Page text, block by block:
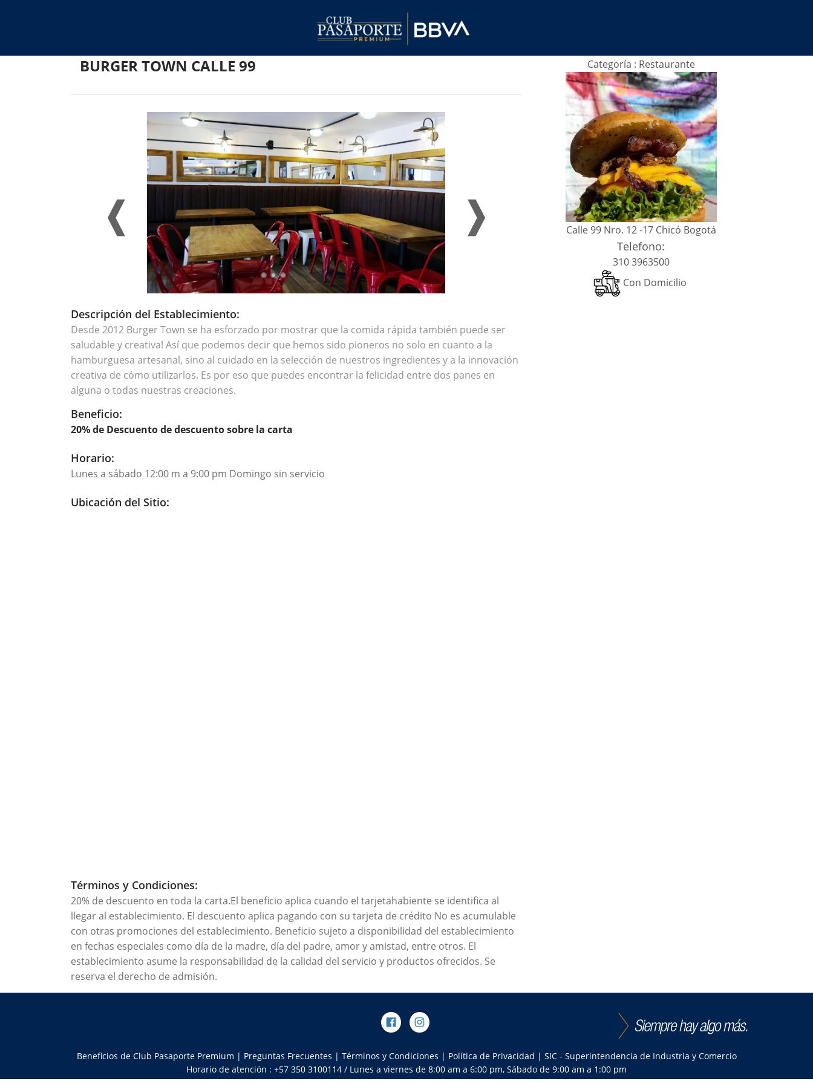
BURGER TOWN CALLE 99
Descripción del Establecimiento:
Desde 2012 Burger Town se ha esforzado por mostrar que la comida rápida también puede ser
saludable y creativa! Así que podemos decir que hemos sido pioneros no solo en cuanto a la
hamburguesa artesanal, sino al cuidado en la selección de nuestros ingredientes y a la innovación
creativa de cómo utilizarlos. Es por eso que puedes encontrar la felicidad entre dos panes en
alguna o todas nuestras creaciones.
Beneficio:
20% de Descuento de descuento sobre la carta
Horario:
Lunes a sábado 12:00 m a 9:00 pm Domingo sin servicio
Ubicación del Sitio:
Términos y Condiciones:
20% de descuento en toda la carta.El beneficio aplica cuando el tarjetahabiente se identifica al
llegar al establecimiento. El descuento aplica pagando con su tarjeta de crédito No es acumulable
con otras promociones del establecimiento. Beneficio sujeto a disponibilidad del establecimiento
en fechas especiales como día de la madre, día del padre, amor y amistad, entre otros. El
establecimiento asume la responsabilidad de la calidad del servicio y productos ofrecidos. Se
reserva el derecho de admisión.
Categoría : Restaurante
Calle 99 Nro. 12 -17 Chicó Bogotá
Telefono:
310 3963500
Con Domicilio
Beneficios de Club Pasaporte Premium | Preguntas Frecuentes | Términos y Condiciones | Política de Privacidad | SIC - Superintendencia de Industria y Comercio
Horario de atención : +57 350 3100114 / Lunes a viernes de 8:00 am a 6:00 pm, Sábado de 9:00 am a 1:00 pm